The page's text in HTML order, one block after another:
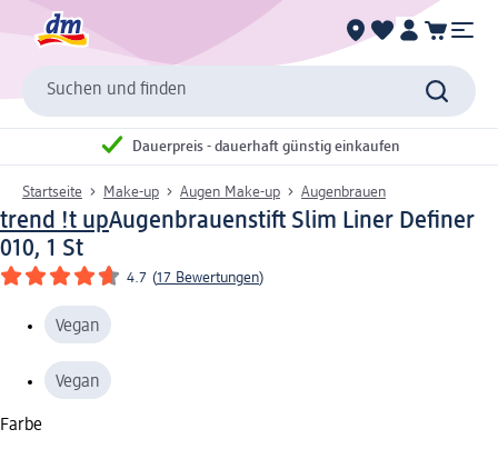
Suchen und finden
Dauerpreis - dauerhaft günstig einkaufen
Startseite Make-up Augen Make-up Augenbrauen
trend !t upAugenbrauenstift Slim Liner Definer
010, 1 St
4.7 (17 Bewertungen)
Vegan
Vegan
Farbe